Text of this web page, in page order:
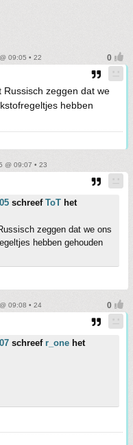
09:05 • 22
zeggen dat we
hebben
@ 09:07 • 23
schreef ToT het
zeggen dat we ons
hebben gehouden
09:08 • 24
schreef r_one het